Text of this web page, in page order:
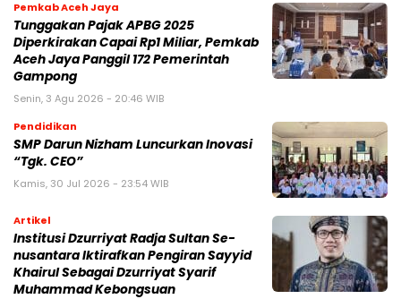
Pemkab Aceh Jaya
Tunggakan Pajak APBG 2025
Diperkirakan Capai Rp1 Miliar, Pemkab
Aceh Jaya Panggil 172 Pemerintah
Gampong
Senin, 3 Agu 2026 - 20:46 WIB
Pendidikan
SMP Darun Nizham Luncurkan Inovasi
“Tgk. CEO”
Kamis, 30 Jul 2026 - 23:54 WIB
Artikel
Institusi Dzurriyat Radja Sultan Se-
nusantara Iktirafkan Pengiran Sayyid
Khairul Sebagai Dzurriyat Syarif
Muhammad Kebongsuan